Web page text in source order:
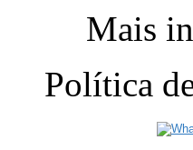
Mais
Política